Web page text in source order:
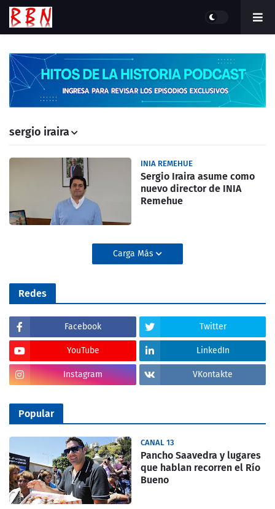
sergio iraira
INIA REMEHUE
Sergio Iraira asume como
nuevo director de INIA
Remehue
Carga Más
Redes
Facebook Twitter
YouTube LinkedIn
Instagram VKontakte
Popular
CANAL 13
Pancho Saavedra y lugares
que hablan recorren el Río
Bueno